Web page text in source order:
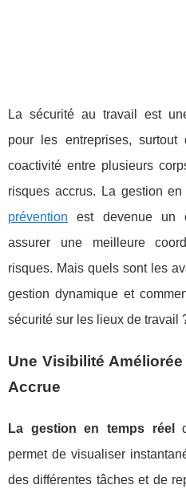
La sécurité au travail est
pour les entreprises,
coactivité entre plusieurs
risques accrus. La gestion
prévention est devenue un
assurer une meilleure
risques. Mais quels sont les
gestion dynamique et
sécurité sur les lieux de travail
Une Visibilité
Accrue
La gestion en temps réel
permet de visualiser
des différentes tâches et de